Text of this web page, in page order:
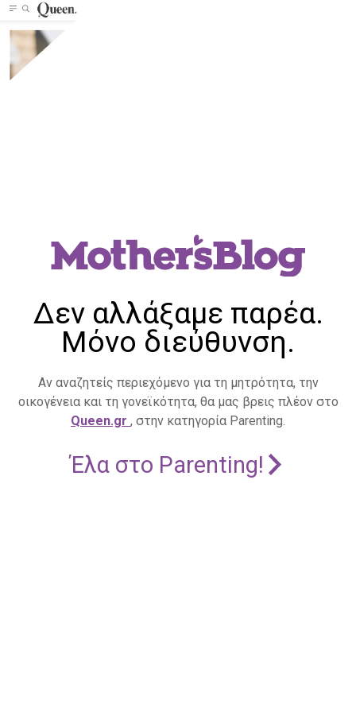
Δεν αλλάξαμε παρέα.
Μόνο διεύθυνση.
Αν αναζητείς περιεχόμενο για τη μητρότητα, την
οικογένεια και τη γονεϊκότητα, θα μας βρεις πλέον στο
Queen.gr , στην κατηγορία Parenting.
Έλα στο Parenting!